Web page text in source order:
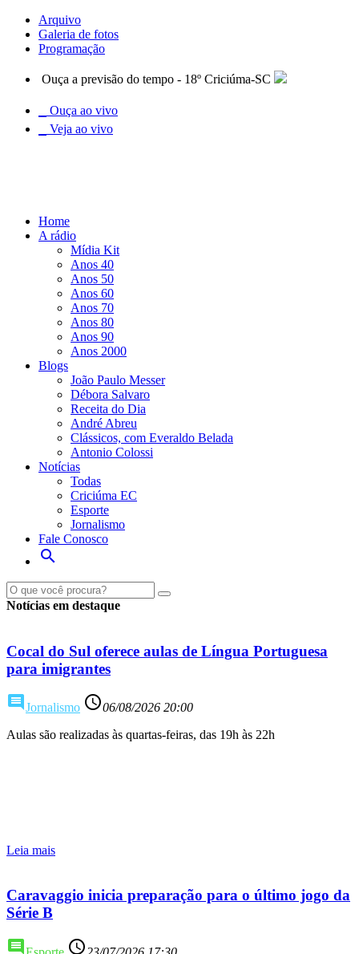
Arquivo
Galeria de fotos
Programação
Ouça a previsão do tempo - 18º Criciúma-SC
Ouça ao vivo
Veja ao vivo
Home
A rádio
Mídia Kit
Anos 40
Anos 50
Anos 60
Anos 70
Anos 80
Anos 90
Anos 2000
Blogs
João Paulo Messer
Débora Salvaro
Receita do Dia
André Abreu
Clássicos, com Everaldo Belada
Antonio Colossi
Notícias
Todas
Criciúma EC
Esporte
Jornalismo
Fale Conosco
search
Notícias em destaque
Cocal do Sul oferece aulas de Língua Portuguesa
para imigrantes
comment Jornalismo access_time06/08/2026 20:00
Aulas são realizadas às quartas-feiras, das 19h às 22h
Leia mais
Caravaggio inicia preparação para o último jogo da
Série B
comment access_time